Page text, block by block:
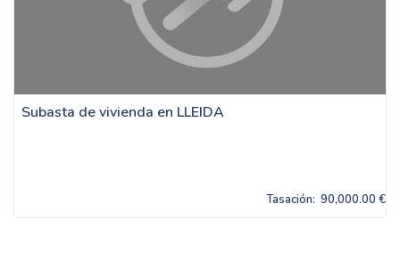
Subasta de vivienda en LLEIDA
Tasación: 90,000.00 €